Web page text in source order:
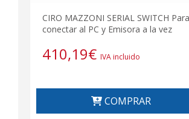
CIRO MAZZONI SERIAL SWITCH Para
conectar al PC y Emisora a la vez
410,19€ IVA incluido
COMPRAR